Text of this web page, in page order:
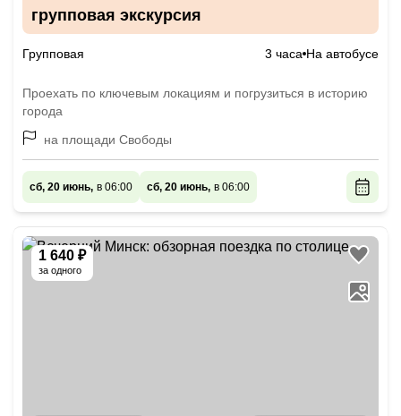
групповая экскурсия
Групповая 3 часа На автобусе
Проехать по ключевым локациям и погрузиться в историю
города
на площади Свободы
сб, 20 июнь, в 06:00 сб, 20 июнь, в 06:00
1 640 ₽
за одного